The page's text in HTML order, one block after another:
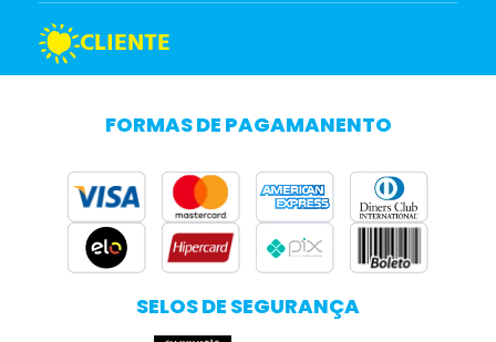
CLIENTE
FORMAS DE PAGAMANENTO
SELOS DE SEGURANÇA